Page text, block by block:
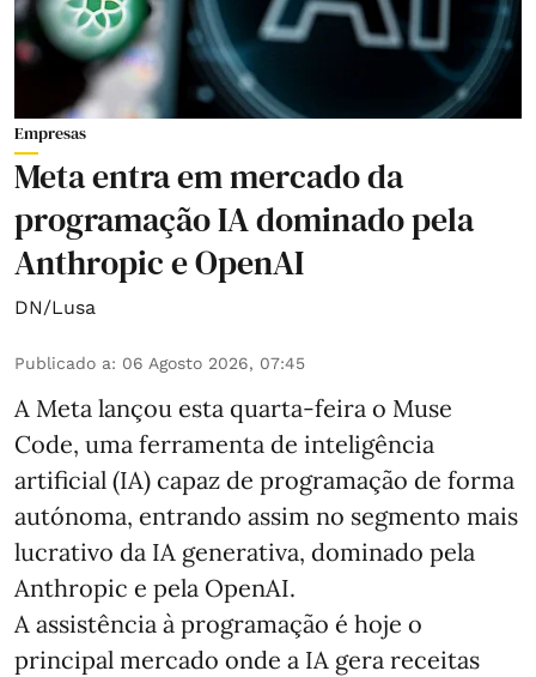
Empresas
Meta entra em mercado da
programação IA dominado pela
Anthropic e OpenAI
DN/Lusa
Publicado a: 06 Agosto 2026, 07:45
A Meta lançou esta quarta-feira o Muse
Code, uma ferramenta de inteligência
artificial (IA) capaz de programação de forma
autónoma, entrando assim no segmento mais
lucrativo da IA generativa, dominado pela
Anthropic e pela OpenAI.
A assistência à programação é hoje o
principal mercado onde a IA gera receitas